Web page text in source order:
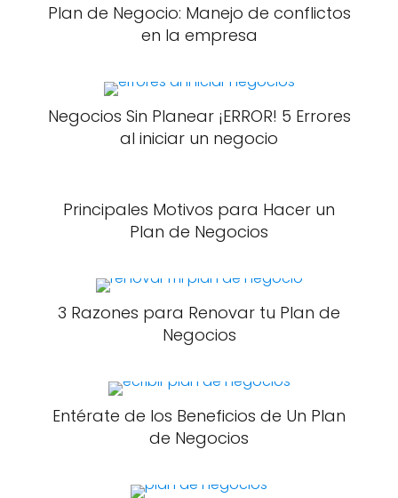
Plan de Negocio: Manejo de conflictos
en la empresa
Negocios Sin Planear ¡ERROR! 5 Errores
al iniciar un negocio
Principales Motivos para Hacer un
Plan de Negocios
3 Razones para Renovar tu Plan de
Negocios
Entérate de los Beneficios de Un Plan
de Negocios